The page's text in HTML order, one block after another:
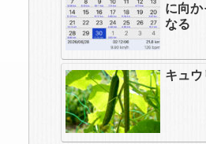
に向か
なる
キュ